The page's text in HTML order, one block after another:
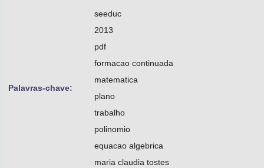
Palavras-chave:
seeduc
2013
pdf
formacao continuada
matematica
plano
trabalho
polinomio
equacao algebrica
maria claudia tostes